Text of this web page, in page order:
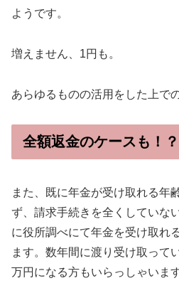
ようです。
増えません、1円も。
あらゆるものの活用をした上で
全額返金のケースも！？
また、既に年金が受け取れる年
ず、請求手続きを全くしていな
に役所調べにて年金を受け取れ
ます。数年間に渡り受け取って
万円になる方もいらっしゃいます